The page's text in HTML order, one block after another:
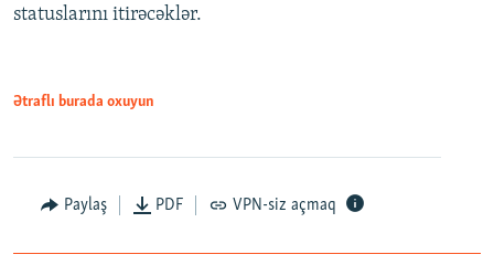
Auto 240p 360p 480p
720p 1080p
statuslarını itirəcəklər.
Ətraflı burada oxuyun
Paylaş PDF VPN-siz açmaq